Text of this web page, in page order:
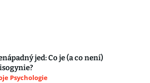
jed: Co je (a co není)
Psychologie